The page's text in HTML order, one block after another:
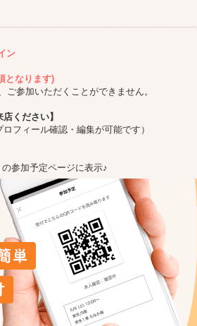
ン
となります)
参加いただくことができません。
ください】
フィール確認・編集が可能です）
参加予定ページに表示♪